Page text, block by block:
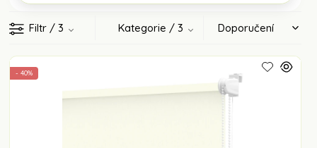
Filtr / 3 Kategorie / 3
- 40%